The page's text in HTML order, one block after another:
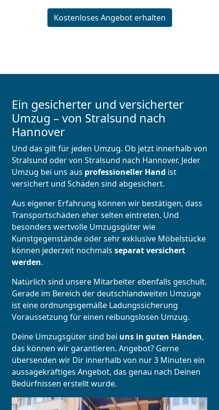
Kostenloses Angebot erhalten
Ein gesicherter und versicherter
Umzug – von Stralsund nach
Hannover
Und das gilt für jeden Umzug. Ob jetzt innerhalb von
Stralsund oder von Stralsund nach Hannover. Jeder
Umzug bei uns aus professioneller Hand ist
versichert und Schäden sind abgesichert.
Aus eigener Erfahrung können wir bestätigen, dass
Transportschäden eher selten eintreten. Und
besonders wertvolle Umzugsgüter wie
Kunstgegenstände oder sehr exklusive Möbelstücke
können jederzeit nochmals separat versichert
werden.
Natürlich sind unsere Mitarbeiter ebenfalls geschult.
Gerade im Bereich der deutschlandweiten Umzüge
ist eine ordnungsgemäße Ladungssicherung
Voraussetzung für einen reibungslosen Umzug.
Deine Umzugsgüter sind bei uns in guten Händen,
das können wir garantieren. Angebot? Gerne
übersenden wir Dir innerhalb von nur 3 Minuten ein
aussagekräftiges Angebot, das genau nach Deinen
Bedürfnissen erstellt wurde.